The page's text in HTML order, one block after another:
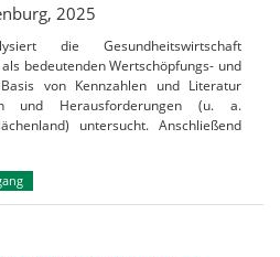
2025
die Gesundheitswirtschaft
bedeutenden Wertschöpfungs- und
von Kennzahlen und Literatur
und Herausforderungen (u. a.
untersucht. Anschließend